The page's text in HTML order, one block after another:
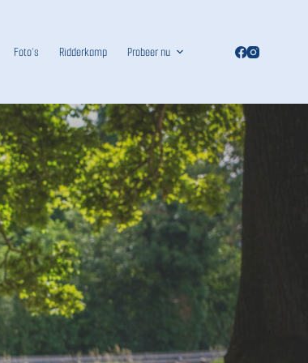
Foto’s Ridderkamp Probeer nu